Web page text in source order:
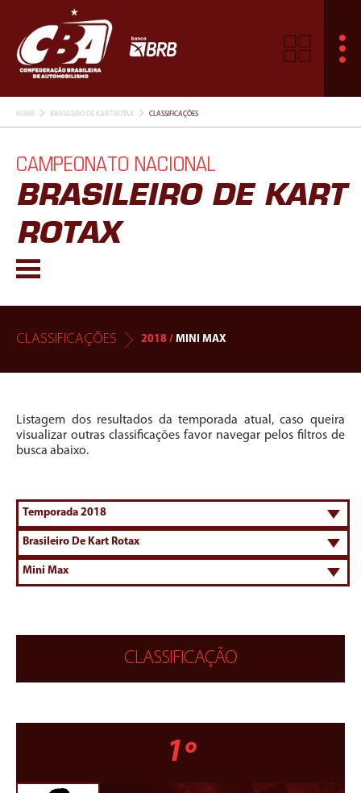
HOME BRASILEIRO DE KART ROTAX CLASSIFICAÇÕES
CAMPEONATO NACIONAL
BRASILEIRO DE KART
ROTAX
CLASSIFICAÇÕES 2018 / MINI MAX
Listagem dos resultados da temporada atual, caso queira
visualizar outras classificações favor navegar pelos filtros de
busca abaixo.
CLASSIFICAÇÃO
1º